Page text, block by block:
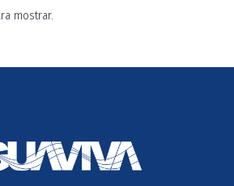
mostrar.